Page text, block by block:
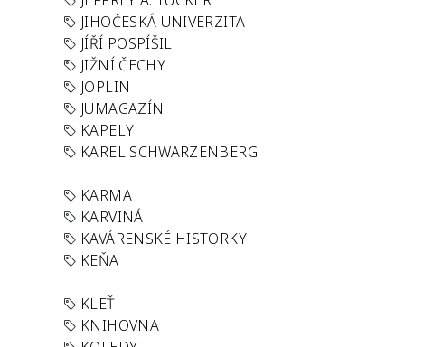
JIHOČESKÁ UNIVERZITA
JÍŘÍ POSPÍŠIL
JIŽNÍ ČECHY
JOPLIN
JUMAGAZÍN
KAPELY
KAREL SCHWARZENBERG
KARMA
KARVINÁ
KAVÁRENSKÉ HISTORKY
KEŇA
KLEŤ
KNIHOVNA